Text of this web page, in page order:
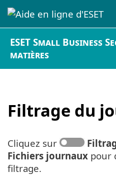
ESET Small Business
matières
Filtrage du
Cliquez sur
Fichiers journaux pour
filtrage.